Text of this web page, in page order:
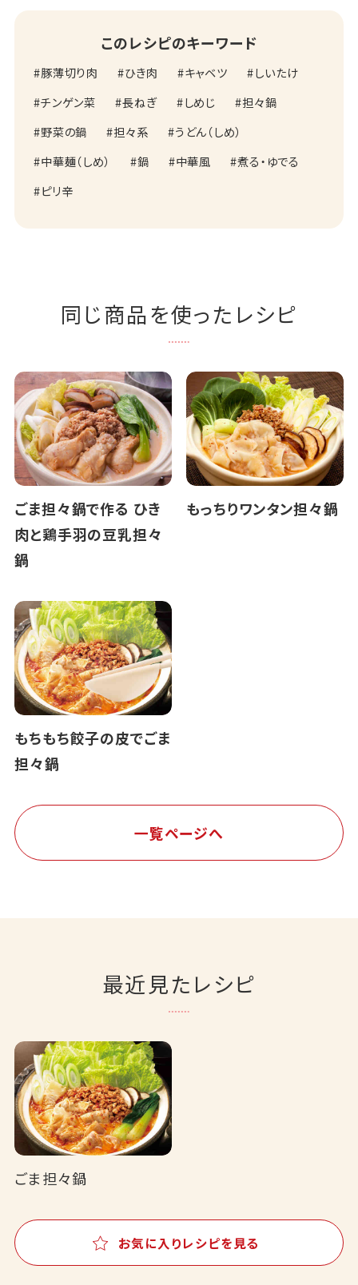
このレシピのキーワード
豚薄切り肉 ひき肉 キャベツ
しいたけ
チンゲン菜
長ねぎ しめじ
担々鍋
野菜の鍋
担々系
うどん（しめ）
中華麺（しめ）
鍋 中華風
煮る・ゆでる
ピリ辛
同じ商品を使ったレシピ
ごま担々鍋で作る ひき
肉と鶏手羽の豆乳担々
鍋
もっちりワンタン担々鍋
もちもち餃子の皮でごま
担々鍋
一覧ページへ
最近見たレシピ
ごま担々鍋
お気に入りレシピを見る